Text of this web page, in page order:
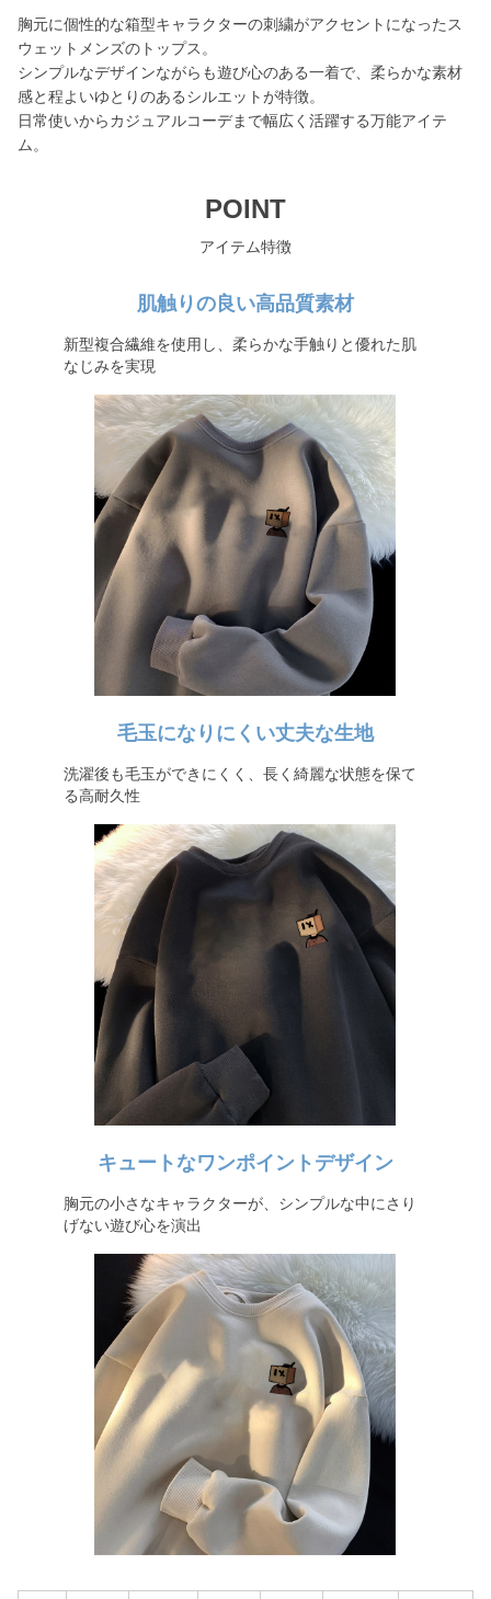
胸元に個性的な箱型キャラクターの刺繍がアクセントになったス
ウェットメンズのトップス。
シンプルなデザインながらも遊び心のある一着で、柔らかな素材
感と程よいゆとりのあるシルエットが特徴。
日常使いからカジュアルコーデまで幅広く活躍する万能アイテ
ム。
POINT
アイテム特徴
肌触りの良い高品質素材
新型複合繊維を使用し、柔らかな手触りと優れた肌
なじみを実現
毛玉になりにくい丈夫な生地
洗濯後も毛玉ができにくく、長く綺麗な状態を保て
る高耐久性
キュートなワンポイントデザイン
胸元の小さなキャラクターが、シンプルな中にさり
げない遊び心を演出